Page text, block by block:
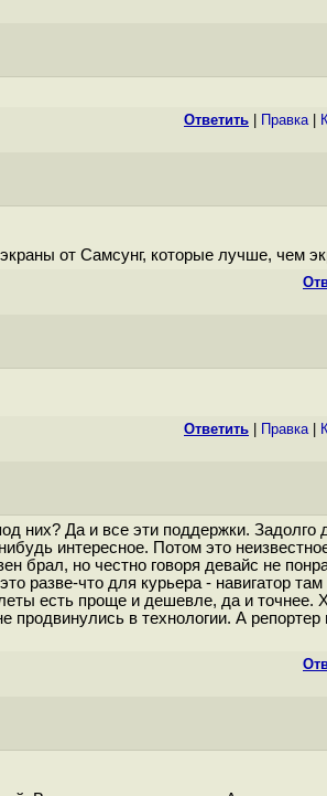
Ответить Правка|
от Самсунг, которые лучше, чем
Ответить Правка|
Да и все эти поддержки. Задолго
интересное. Потом это
брал, но честно говоря девайс не
разве-что для курьера - навигатор
есть проще и дешевле, да и точнее.
в технологии. А